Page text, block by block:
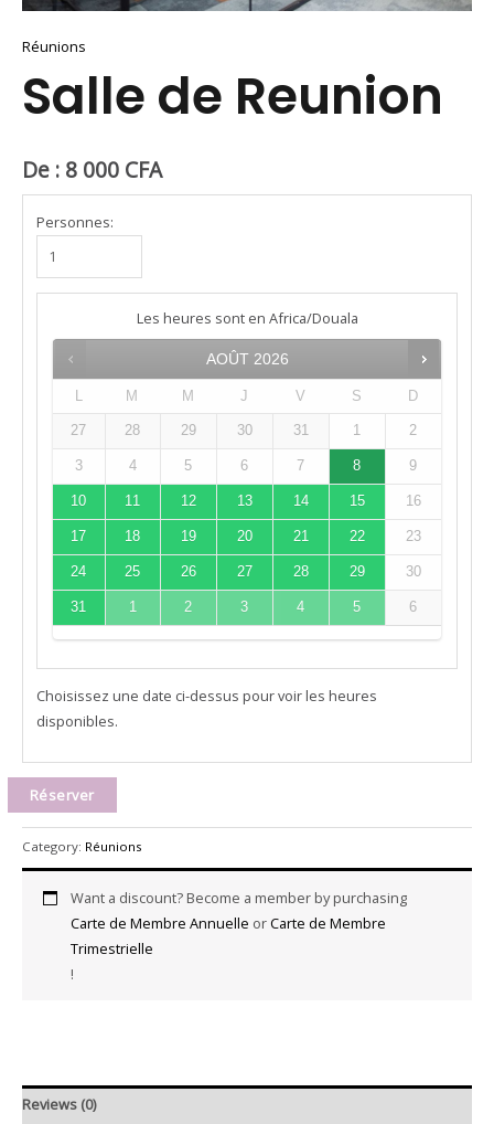
Réunions
Salle de Reunion
De : 8 000 CFA
Personnes:
Les heures sont en Africa/Douala
AOÛT 2026
M M J V S D
27 28 29 30 31 1 2
3 4 5 6 7 8 9
10 11 12 13 14 15 16
17 18 19 20 21 22 23
24 25 26 27 28 29 30
31 1 2 3 4 5 6
Choisissez une date ci-dessus pour voir les heures
disponibles.
Réserver
Category: Réunions
Want a discount? Become a member by purchasing
Carte de Membre Annuelle orCarte de Membre
Trimestrielle
!
Reviews (0)